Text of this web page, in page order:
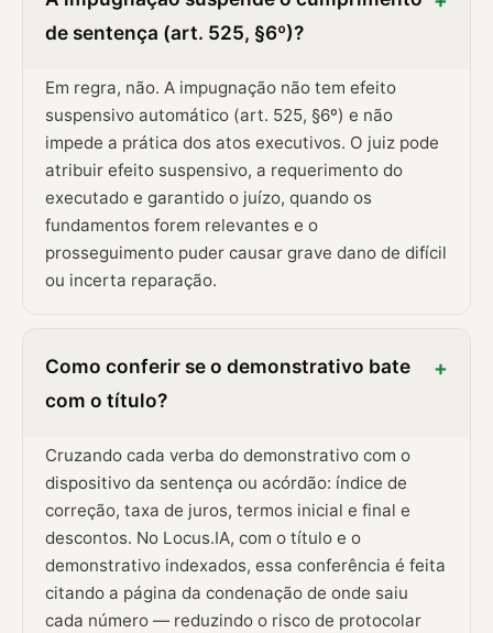
de sentença (art. 525, §6º)?
Em regra, não. A impugnação não tem efeito
suspensivo automático (art. 525, §6º) e não
impede a prática dos atos executivos. O juiz pode
atribuir efeito suspensivo, a requerimento do
executado e garantido o juízo, quando os
fundamentos forem relevantes e o
prosseguimento puder causar grave dano de difícil
ou incerta reparação.
Como conferir se o demonstrativo bate
com o título?
+
Cruzando cada verba do demonstrativo com o
dispositivo da sentença ou acórdão: índice de
correção, taxa de juros, termos inicial e final e
descontos. No Locus.IA, com o título e o
demonstrativo indexados, essa conferência é feita
citando a página da condenação de onde saiu
cada número — reduzindo o risco de protocolar